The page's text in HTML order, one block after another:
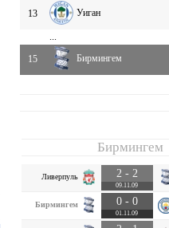
13 Уиган
...
15
Бирмингем
Бирмингем
Ливерпуль 2 - 2
09.11.09
Бирмингем 0 - 0
01.11.09